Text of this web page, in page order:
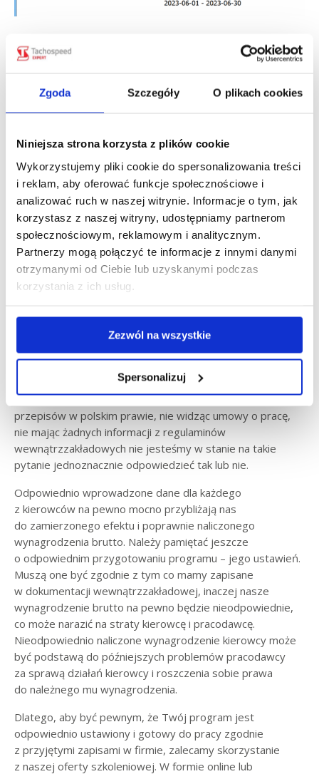
Zgoda Szczegóły O plikach cookies
Niniejsza strona korzysta z plików cookie
Wykorzystujemy pliki cookie do spersonalizowania treści
i reklam, aby oferować funkcje społecznościowe i
analizować ruch w naszej witrynie. Informacje o tym, jak
korzystasz z naszej witryny, udostępniamy partnerom
społecznościowym, reklamowym i analitycznym.
Partnerzy mogą połączyć te informacje z innymi danymi
otrzymanymi od Ciebie lub uzyskanymi podczas
korzystania z ich usług.
Zezwól na wszystkie
Spersonalizuj
Ryczałty u kierowcy
W menu kierowcy znajdziesz odpowiednią zakładkę, aby
je wprowadzić:
Czy prezentowane
wynagrodzenie brutto jest dobre?
Klienci dzwoniący lub piszący do Działu Pomoc Technicznej
zadają pytanie: czy to, co widzę w kalkulatorze płac jest
poprawne? Biorąc pod uwagę złożoność obowiązujących
przepisów w polskim prawie, nie widząc umowy o pracę,
nie mając żadnych informacji z regulaminów
wewnątrzzakładowych nie jesteśmy w stanie na takie
pytanie jednoznacznie odpowiedzieć tak lub nie.
Odpowiednio wprowadzone dane dla każdego
z kierowców na pewno mocno przybliżają nas
do zamierzonego efektu i poprawnie naliczonego
wynagrodzenia brutto. Należy pamiętać jeszcze
o odpowiednim przygotowaniu programu – jego ustawień.
Muszą one być zgodnie z tym co mamy zapisane
w dokumentacji wewnątrzzakładowej, inaczej nasze
wynagrodzenie brutto na pewno będzie nieodpowiednie,
co może narazić na straty kierowcę i pracodawcę.
Nieodpowiednio naliczone wynagrodzenie kierowcy może
być podstawą do późniejszych problemów pracodawcy
za sprawą działań kierowcy i roszczenia sobie prawa
do należnego mu wynagrodzenia.
Dlatego, aby być pewnym, że Twój program jest
odpowiednio ustawiony i gotowy do pracy zgodnie
z przyjętymi zapisami w firmie, zalecamy skorzystanie
z naszej oferty szkoleniowej. W formie online lub